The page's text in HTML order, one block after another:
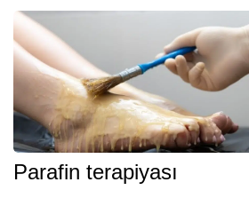
Parafin terapiyası